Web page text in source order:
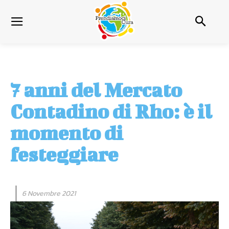
7 anni del Mercato
Contadino di Rho: è il
momento di
festeggiare
6 Novembre 2021